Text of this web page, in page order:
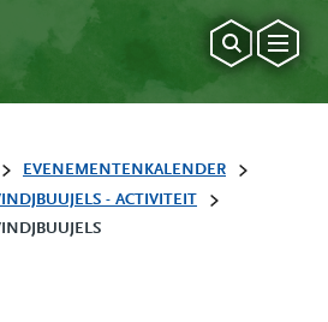
EVENEMENTENKALENDER
- ACTIVITEIT